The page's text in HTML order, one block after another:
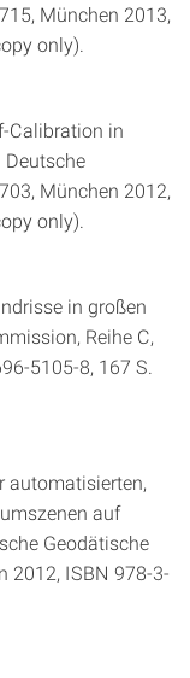
München 2013,
only).
Calibration in
München 2012,
only).
in großen
Reihe C,
5105-8, 167 S.
automatisierten,
auf
Geodätische
2012, ISBN 978-3-